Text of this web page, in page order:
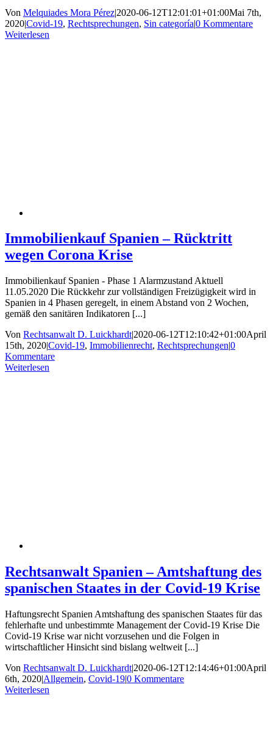
Von Melquiades Mora Pérez|2020-06-12T12:01:01+01:00Mai 7th,
2020|Covid-19, Rechtsprechungen, Sin categoría|0 Kommentare
Weiterlesen
Immobilienkauf Spanien – Rücktritt
wegen Corona Krise
Immobilienkauf Spanien - Phase 1 Alarmzustand Aktuell
11.05.2020 Die Rückkehr zur vollständigen Freizügigkeit wird in
Spanien in 4 Phasen geregelt, in einem Abstand von 2 Wochen,
gemäß den sanitären Indikatoren [...]
Von Rechtsanwalt D. Luickhardt|2020-06-12T12:10:42+01:00April
15th, 2020|Covid-19, Immobilienrecht, Rechtsprechungen|0
Kommentare
Weiterlesen
Rechtsanwalt Spanien – Amtshaftung des
spanischen Staates in der Covid-19 Krise
Haftungsrecht Spanien Amtshaftung des spanischen Staates für das
fehlerhafte und unbestimmte Management der Covid-19 Krise Die
Covid-19 Krise war nicht vorzusehen und die Folgen in
wirtschaftlicher Hinsicht sind bislang weltweit [...]
Von Rechtsanwalt D. Luickhardt|2020-06-12T12:14:46+01:00April
6th, 2020|Allgemein, Covid-19|0 Kommentare
Weiterlesen